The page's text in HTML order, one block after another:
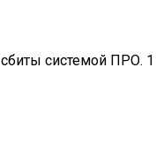
системой ПРО.